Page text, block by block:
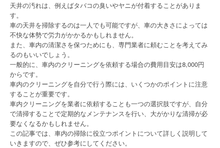
天井の汚れは、例えばタバコの臭いやヤニが付着することがありま
す。
車の天井を掃除するのは一人でも可能ですが、車の大きさによっては
不快な体勢で労力がかかるかもしれません。
また、車内の清潔さを保つためにも、専門業者に頼むことを考えてみ
るのもいいでしょう。
一般的に、車内のクリーニングを依頼する場合の費用目安は8,000円
からです。
車内のクリーニングを自分で行う際には、いくつかのポイントに注意
することが重要です。
車内クリーニングを業者に依頼することも一つの選択肢ですが、自分
で清掃することで定期的なメンテナンスを行い、大がかりな清掃が必
要なくなるかもしれません。
この記事では、車内の掃除に役立つポイントについて詳しく説明して
いきますので、ぜひ参考にしてください。